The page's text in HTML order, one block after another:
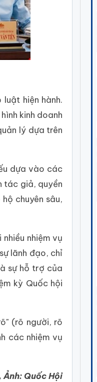
hiện hành.
kinh doanh
lý dựa trên
dựa vào các
tác giả, quyền
chuyên sâu,
nhiệm vụ
lãnh đạo, chỉ
sự hỗ trợ của
kỳ Quốc hội
(rõ người, rõ
các nhiệm vụ
Ảnh: Quốc Hội